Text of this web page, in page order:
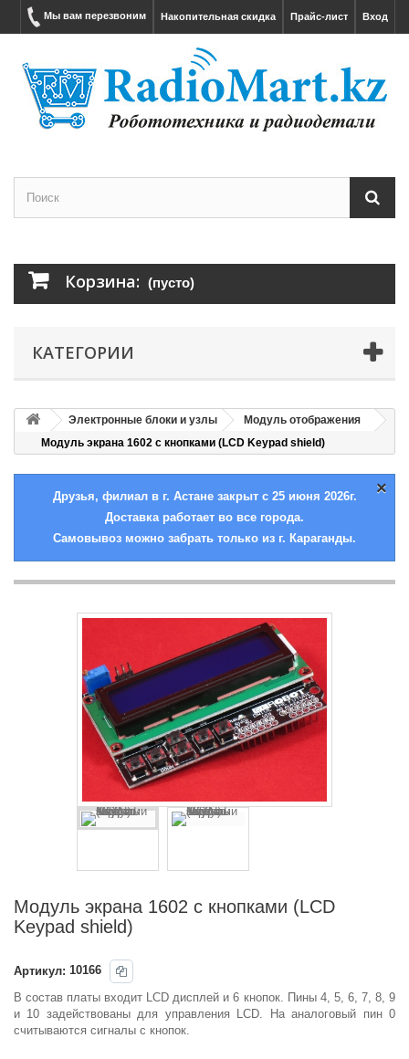
Вход
Прайс-лист
Накопительная скидка
Мы вам перезвоним
Корзина: (пусто)
КАТЕГОРИИ
Электронные блоки и узлы
Модуль отображения
Модуль экрана 1602 с кнопками (LCD Keypad shield)
×
Друзья, филиал в г. Астане закрыт с 25 июня 2026г.
Доставка работает во все города.
Самовывоз можно забрать только из г. Караганды.
Модуль экрана 1602 с кнопками (LCD
Keypad shield)
Артикул: 10166
В состав платы входит LCD дисплей и 6 кнопок. Пины 4, 5, 6, 7, 8, 9
и 10 задействованы для управления LCD. На аналоговый пин 0
считываются сигналы с кнопок.